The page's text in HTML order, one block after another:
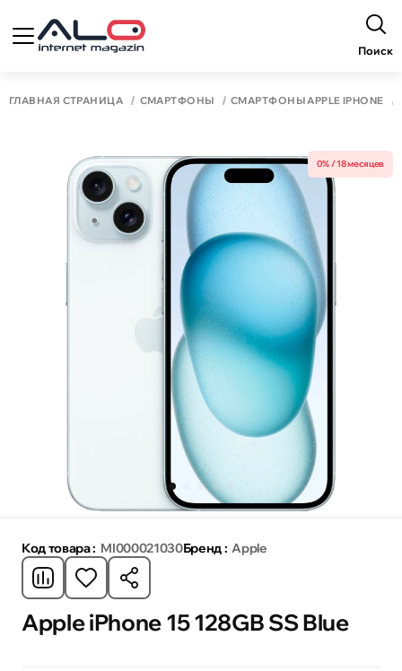
Поиск
ГЛАВНАЯ СТРАНИЦА СМАРТФОНЫ СМАРТФОНЫ APPLE IPHONE
0% / 18 месяцев
Код товара : MI000021030Бренд : Apple
Apple iPhone 15 128GB SS Blue